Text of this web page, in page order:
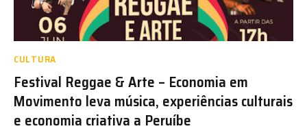
CULTURA
Festival Reggae & Arte – Economia em
Movimento leva música, experiências culturais
e economia criativa a Peruíbe